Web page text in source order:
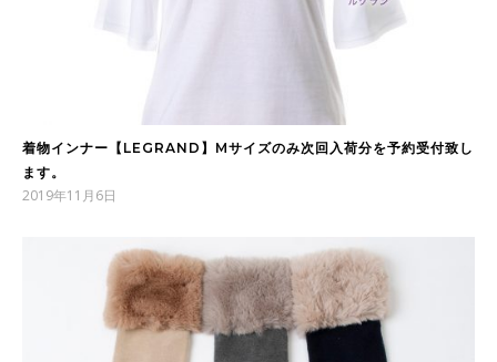
着物インナー【LEGRAND】Mサイズのみ次回入荷分を予約受付致し
ます。
2019年11月6日